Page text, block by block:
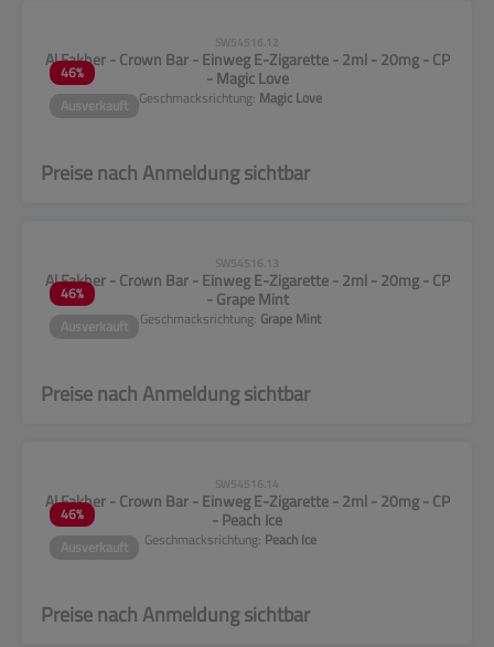
46%
Ausverkauft
SW54516.12
Al Fakher - Crown Bar - Einweg E-Zigarette - 2ml - 20mg - CP
- Magic Love
Geschmacksrichtung: Magic Love
Preise nach Anmeldung sichtbar
46%
Ausverkauft
SW54516.13
Al Fakher - Crown Bar - Einweg E-Zigarette - 2ml - 20mg - CP
- Grape Mint
Geschmacksrichtung: Grape Mint
Preise nach Anmeldung sichtbar
46%
Ausverkauft
SW54516.14
Al Fakher - Crown Bar - Einweg E-Zigarette - 2ml - 20mg - CP
- Peach Ice
Geschmacksrichtung: Peach Ice
Preise nach Anmeldung sichtbar